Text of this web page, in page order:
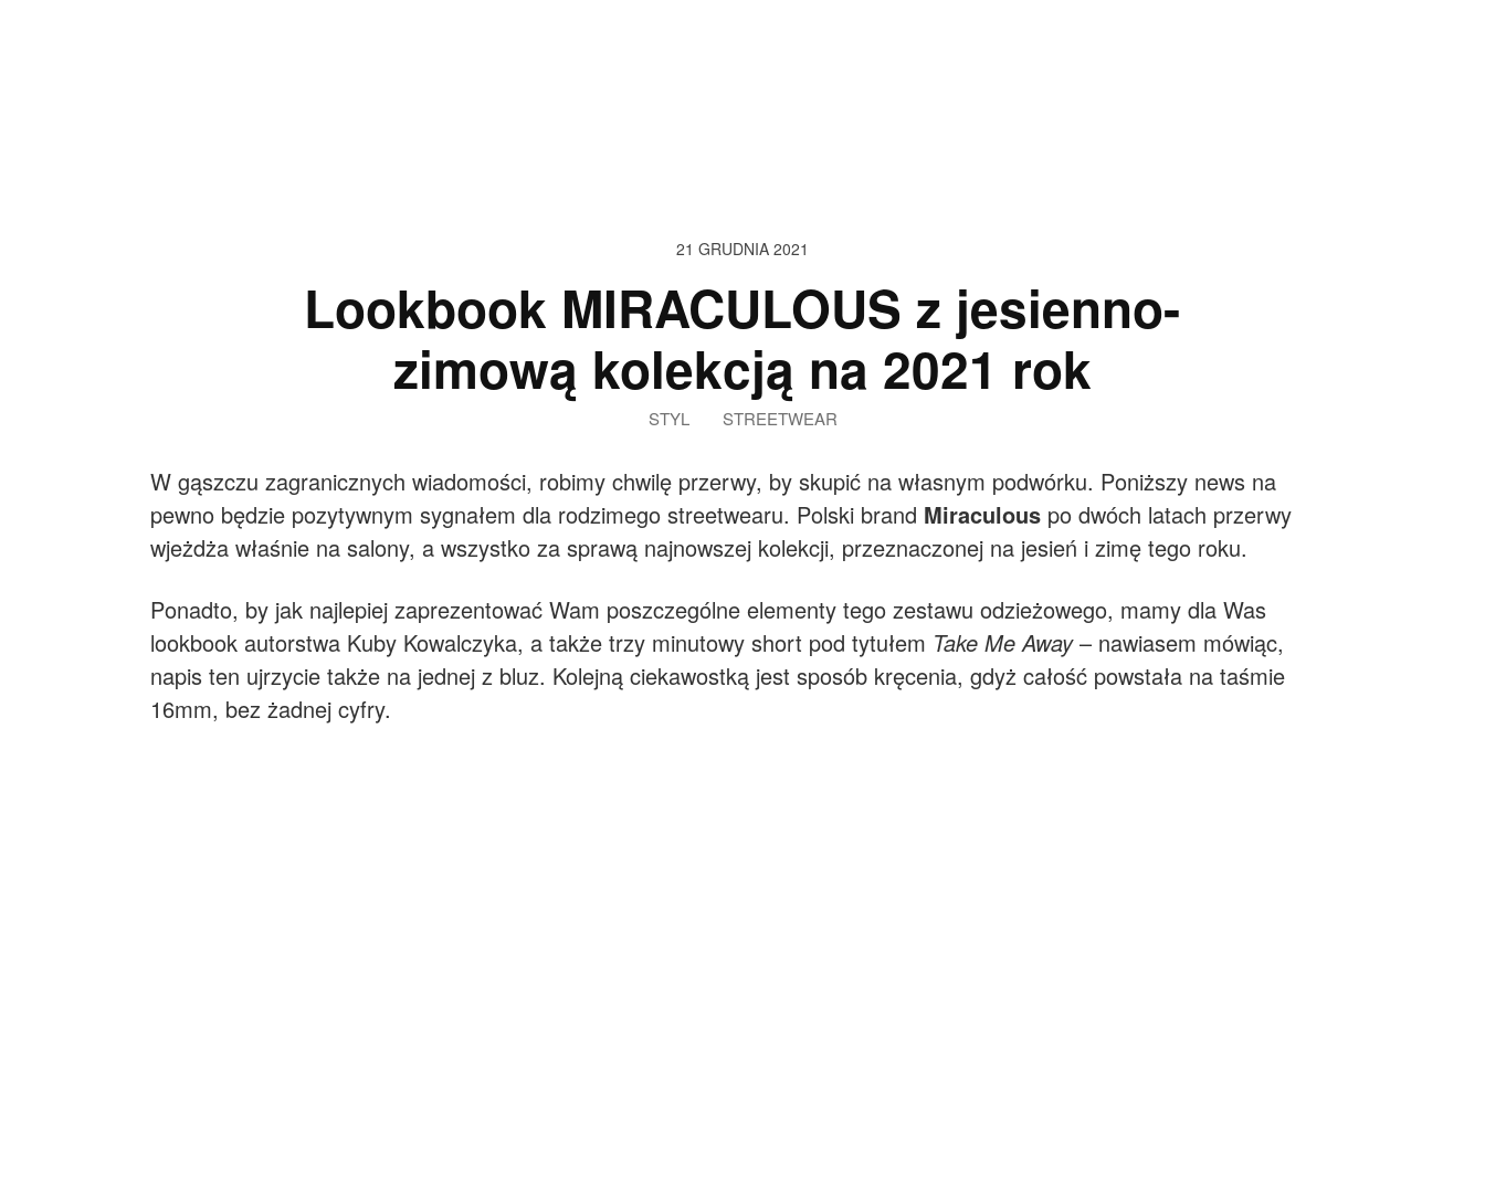
21 GRUDNIA 2021
Lookbook MIRACULOUS z jesienno-
zimową kolekcją na 2021 rok
STYL STREETWEAR
W gąszczu zagranicznych wiadomości, robimy chwilę przerwy, by skupić na własnym podwórku. Poniższy news na
pewno będzie pozytywnym sygnałem dla rodzimego streetwearu. Polski brand Miraculous po dwóch latach przerwy
wjeżdża właśnie na salony, a wszystko za sprawą najnowszej kolekcji, przeznaczonej na jesień i zimę tego roku.
Ponadto, by jak najlepiej zaprezentować Wam poszczególne elementy tego zestawu odzieżowego, mamy dla Was
lookbook autorstwa Kuby Kowalczyka, a także trzy minutowy short pod tytułem Take Me Away– nawiasem mówiąc,
napis ten ujrzycie także na jednej z bluz. Kolejną ciekawostką jest sposób kręcenia, gdyż całość powstała na taśmie
16mm, bez żadnej cyfry.